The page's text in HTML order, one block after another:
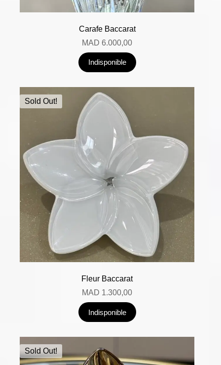
Carafe Baccarat
MAD 6.000,00
Indisponible
Sold Out!
Fleur Baccarat
MAD 1.300,00
Indisponible
Sold Out!